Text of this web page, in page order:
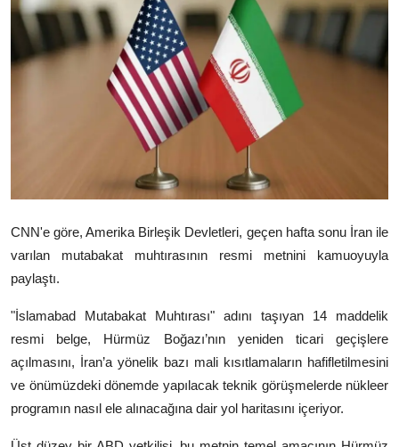
Yazarlar
Arşiv
CNN'e göre, Amerika Birleşik Devletleri, geçen hafta sonu İran ile
varılan mutabakat muhtırasının resmi metnini kamuoyuyla
paylaştı.
"İslamabad Mutabakat Muhtırası" adını taşıyan 14 maddelik
resmi belge, Hürmüz Boğazı’nın yeniden ticari geçişlere
açılmasını, İran’a yönelik bazı mali kısıtlamaların hafifletilmesini
ve önümüzdeki dönemde yapılacak teknik görüşmelerde nükleer
programın nasıl ele alınacağına dair yol haritasını içeriyor.